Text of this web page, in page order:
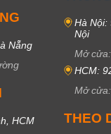
Nẵng
HCM
Hà Nội:
Nội
Mở cửa:
HCM:
Mở cửa:
THEO